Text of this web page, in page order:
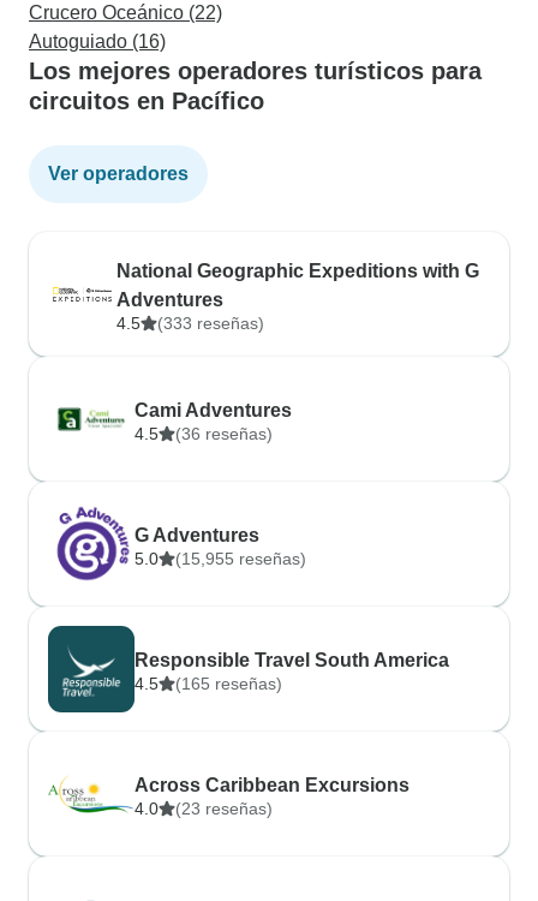
Crucero Oceánico (22)
Autoguiado (16)
Los mejores operadores turísticos para
circuitos en Pacífico
Ver operadores
National Geographic Expeditions with G
Adventures
4.5 (333 reseñas)
Cami Adventures
4.5 (36 reseñas)
G Adventures
5.0 (15,955 reseñas)
Responsible Travel South America
4.5 (165 reseñas)
Across Caribbean Excursions
4.0 (23 reseñas)